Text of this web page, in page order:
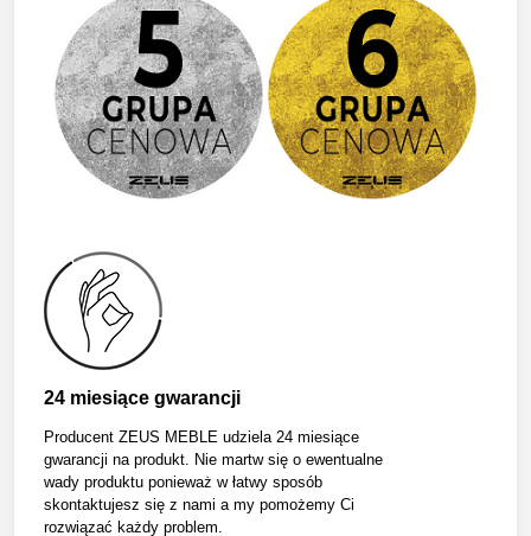
24 miesiące gwarancji
Producent ZEUS MEBLE udziela 24 miesiące
gwarancji na produkt. Nie martw się o ewentualne
wady produktu ponieważ w łatwy sposób
skontaktujesz się z nami a my pomożemy Ci
rozwiązać każdy problem.